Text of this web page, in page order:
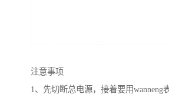
注意事项
1、先切断总电源，接着要用wanneng